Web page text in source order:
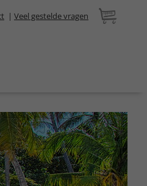
| Veel gestelde vragen